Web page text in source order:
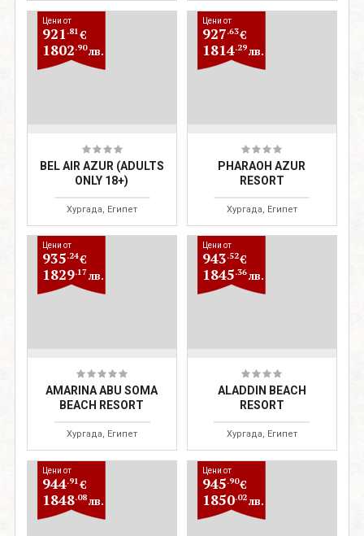
Цени от
921.81 €
1802.90лв.
BEL AIR AZUR (ADULTS
ONLY 18+)
Хургада, Египет
Цени от
927.63€
1814.29лв.
PHARAOH AZUR
RESORT
Хургада, Египет
Цени от
935.24€
1829.17лв.
AMARINA ABU SOMA
BEACH RESORT
Хургада, Египет
Цени от
943.52€
1845.36лв.
ALADDIN BEACH
RESORT
Хургада, Египет
Цени от
944.91 €
1848.08лв.
Цени от
945.90€
1850.02лв.